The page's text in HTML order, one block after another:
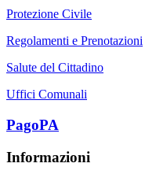
Protezione Civile
Regolamenti e Prenotazioni
Salute del Cittadino
Uffici Comunali
PagoPA
Informazioni